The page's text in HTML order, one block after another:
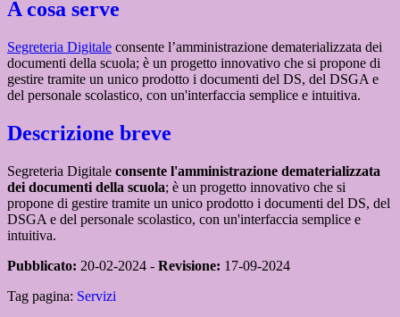
A cosa serve
Segreteria Digitale consente l’amministrazione dematerializzata dei
documenti della scuola; è un progetto innovativo che si propone di
gestire tramite un unico prodotto i documenti del DS, del DSGA e
del personale scolastico, con un'interfaccia semplice e intuitiva.
Descrizione breve
Segreteria Digitale consente l'amministrazione dematerializzata
dei documenti della scuola; è un progetto innovativo che si
propone di gestire tramite un unico prodotto i documenti del DS, del
DSGA e del personale scolastico, con un'interfaccia semplice e
intuitiva.
Pubblicato: 20-02-2024 - Revisione: 17-09-2024
Tag pagina: Servizi